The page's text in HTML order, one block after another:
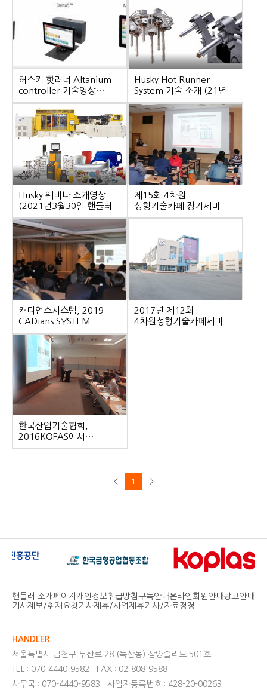
허스키 핫러너 Altanium
controller 기술영상
(2021년3월30일 핸들러
웨비나방송)
Husky Hot Runner
System 기술 소개 (21년
3월30일 핸들러웨비나
방송)
Husky 웨비나 소개영상
(2021년3월30일 핸들러
웨비나방송)
제15회 4차원
성형기술카페 정기세미나
개최
캐디언스시스템, 2019
CADians SYSTEM
Seminar 개최
2017년 제12회
4차원성형기술카페세미나
(주)동신유압
한국산업기술협회,
2016KOFAS에서
3D프린팅 세미나 개최
1
핸들러 소개페이지 개인정보취급방침구독안내온라인회원안내광고안내
기사제보/취재요청 기사제휴/사업제휴기사/자료정정
HANDLER
서울특별시 금천구 두산로 28 (독산동) 삼양솔리브 501호
TEL : 070-4440-9582
FAX : 02-808-9588
사무국 : 070-4440-9583
사업자등록번호 : 428-20-00263